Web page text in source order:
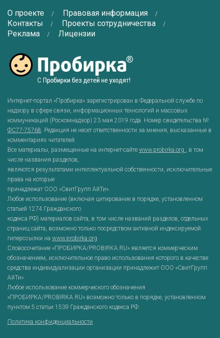
О проекте
Правовая информация
Контакты
Проекты сотрудничества
Реклама
Лицензии
Интернет-портал «Пробирка» зарегистрирован в Федеральной службе по
надзору в сфере связи, информационных технологий и массовых
коммуникаций (Роскомнадзор) 23 мая 2019 года. Номер свидетельства №
ФС77-75768. Редакция не несет ответственности за мнения, высказанные в
комментариях читателей.
Все материалы, размещенные на интернет-сайте www.probirka.org , в том
числе названия разделов,
являются результатами интеллектуальной собственности, исключительные
права на которые
принадлежат ООО «СвитГрупп АйТи».
Любое использование (включая цитирование в порядке, установленном
статьей 1274 Гражданского
кодекса РФ) материалов сайта, в том числе названий разделов, отдельных
страниц сайта, возможно только посредством активной индексируемой
гиперссылки на www.probirka.org.
Словосочетание «ПРОБИРКА/PROBIRKA.RU» является коммерческим
обозначением, исключительное право использования которого в качестве
средства индивидуализации организации принадлежит ООО «СвитГрупп
АйТи».
Любое использование коммерческого обозначения
«ПРОБИРКА/PROBIRKA.RU» возможно только в порядке, установленном
пунктом 5 статьи 1539 Гражданского кодекса РФ.
Политика конфиденциальности